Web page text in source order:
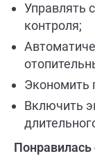
Управлять
контроля;
Экономить
Включить
Понравилась